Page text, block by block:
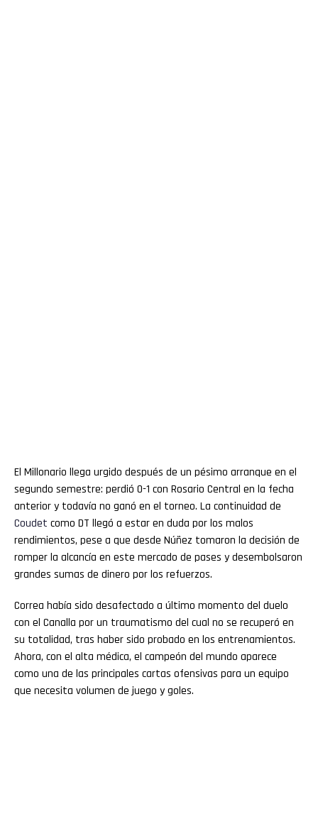
El Millonario llega urgido después de un pésimo arranque en el
segundo semestre: perdió 0-1 con Rosario Central en la fecha
anterior y todavía no ganó en el torneo. La continuidad de
Coudet como DT llegó a estar en duda por los malos
rendimientos, pese a que desde Núñez tomaron la decisión de
romper la alcancía en este mercado de pases y desembolsaron
grandes sumas de dinero por los refuerzos.
Correa había sido desafectado a último momento del duelo
con el Canalla por un traumatismo del cual no se recuperó en
su totalidad, tras haber sido probado en los entrenamientos.
Ahora, con el alta médica, el campeón del mundo aparece
como una de las principales cartas ofensivas para un equipo
que necesita volumen de juego y goles.